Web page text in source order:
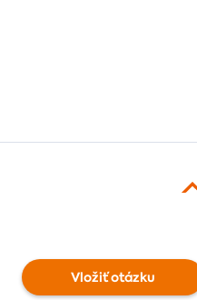
Vložiť otázku